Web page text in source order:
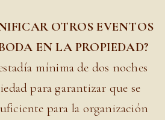
OTROS EVENTOS
EN LA PROPIEDAD?
mínima de dos noches
para garantizar que se
para la organización